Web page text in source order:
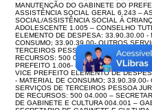
MANUTENÇÃO DO GABINETE DO
ASSISTÊNCIA SOCIAL GERAL 6.243 –
SOCIAL/ASSISTÊNCIA SOCIAL À
ADOLESCENTE 1.005 – CONSELHO
ELEMENTO DE DESPESA: 33.90.30.00 -
CONSUMO; 33.90.39.00- OUTROS
TERCEIROS PESSOA JURÍDICA. FONTE
RECURSOS: 500 03.000 – GABINETE
PREFEITO 1.006- MANUTENÇÃO DO
VICE PREFEITO ELEMENTO DE
- MATERIAL DE CONSUMO; 33.90.39.00-
SERVIÇOS DE TERCEIROS PESSOA
DE RECURSOS: 500 04.000 –
DE GABINETE E CULTURA 004.001 –